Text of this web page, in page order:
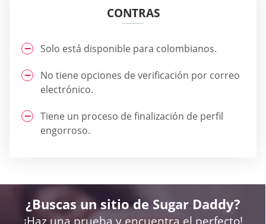
CONTRAS
Solo está disponible para colombianos.
No tiene opciones de verificación por correo
electrónico.
Tiene un proceso de finalización de perfil
engorroso.
¿Buscas un sitio de Sugar Daddy?